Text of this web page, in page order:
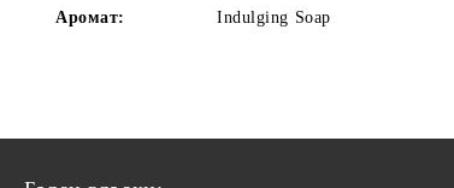
Аромат:
Indulging Soap